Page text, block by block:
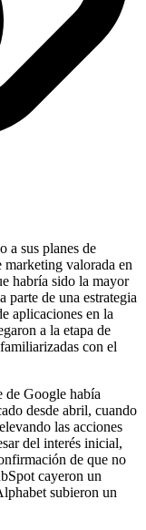
a sus planes de
valorada en
habría sido la mayor
de una estrategia
aplicaciones en la
a la etapa de
con el
de Google había
desde abril, cuando
las acciones
del interés inicial,
de que no
cayeron un
subieron un